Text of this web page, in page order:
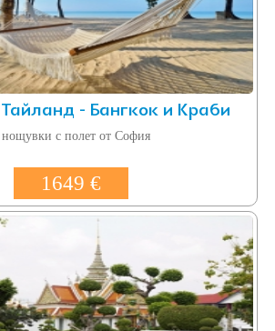
- Бангкок и Краби
с полет от София
1649 €